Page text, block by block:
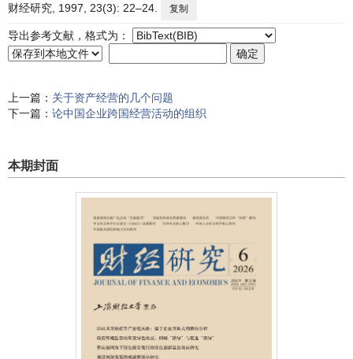
财经研究, 1997, 23(3): 22–24.
复制
导出参考文献，格式为：
上一篇： 关于资产经营的几个问题
下一篇： 论中国企业跨国经营活动的组织
本期封面